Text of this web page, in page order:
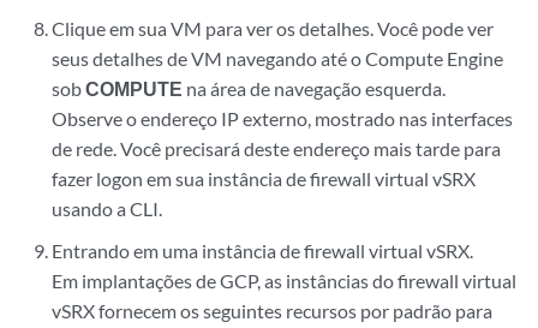
Clique em sua VM para ver os detalhes. Você pode ver
seus detalhes de VM navegando até o Compute Engine
sobCOMPUTE na área de navegação esquerda.
Observe o endereço IP externo, mostrado nas interfaces
de rede. Você precisará deste endereço mais tarde para
fazer logon em sua instância de firewall virtual vSRX
usando a CLI.
Entrando em uma instância de firewall virtual vSRX.
Em implantações de GCP, as instâncias do firewall virtual
vSRX fornecem os seguintes recursos por padrão para